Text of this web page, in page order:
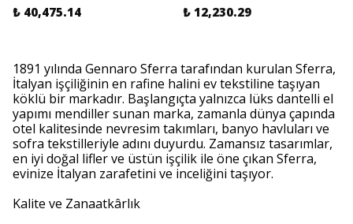
₺ 40,475.14 ₺ 12,230.29
1891 yılında Gennaro Sferra tarafından kurulan Sferra,
İtalyan işçiliğinin en rafine halini ev tekstiline taşıyan
köklü bir markadır. Başlangıçta yalnızca lüks dantelli el
yapımı mendiller sunan marka, zamanla dünya çapında
otel kalitesinde nevresim takımları, banyo havluları ve
sofra tekstilleriyle adını duyurdu. Zamansız tasarımlar,
en iyi doğal lifler ve üstün işçilik ile öne çıkan Sferra,
evinize İtalyan zarafetini ve inceliğini taşıyor.
Kalite ve Zanaatkârlık